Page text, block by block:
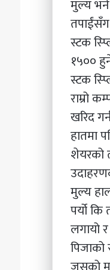
मुल्य
स्टक
१५००
स्टक
राम्रो
खरिद
हातमा
शेयरको
मुल्य
पर्यो
लगायो